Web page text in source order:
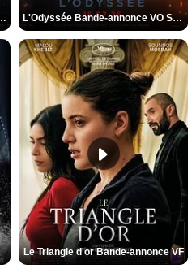
Bande-annonce VO STFR L'Odyssée Bande-annonce VO STFR
Le Triangle d'or Bande-annonce VF